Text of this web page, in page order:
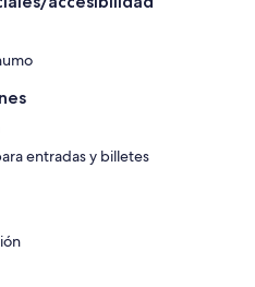
entradas y billetes